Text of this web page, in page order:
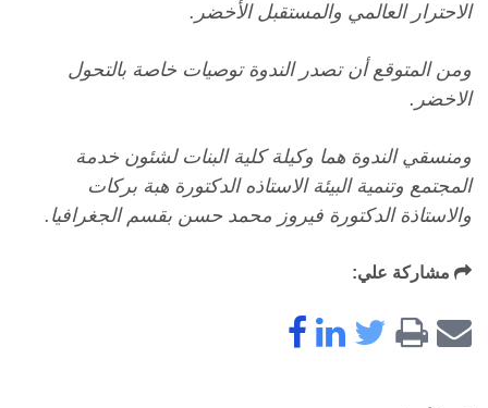
الاحترار العالمي والمستقبل الأخضر.
ومن المتوقع أن تصدر الندوة توصيات خاصة بالتحول
الاخضر.
ومنسقي الندوة هما وكيلة كلية البنات لشئون خدمة
المجتمع وتنمية البيئة الاستاذه الدكتورة هبة بركات
والاستاذة الدكتورة فيروز محمد حسن بقسم الجغرافيا.
مشاركة علي: